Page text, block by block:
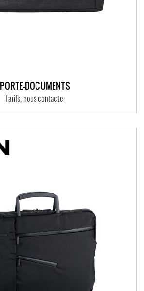
PORTE-DOCUMENTS
Tarifs, nous contacter